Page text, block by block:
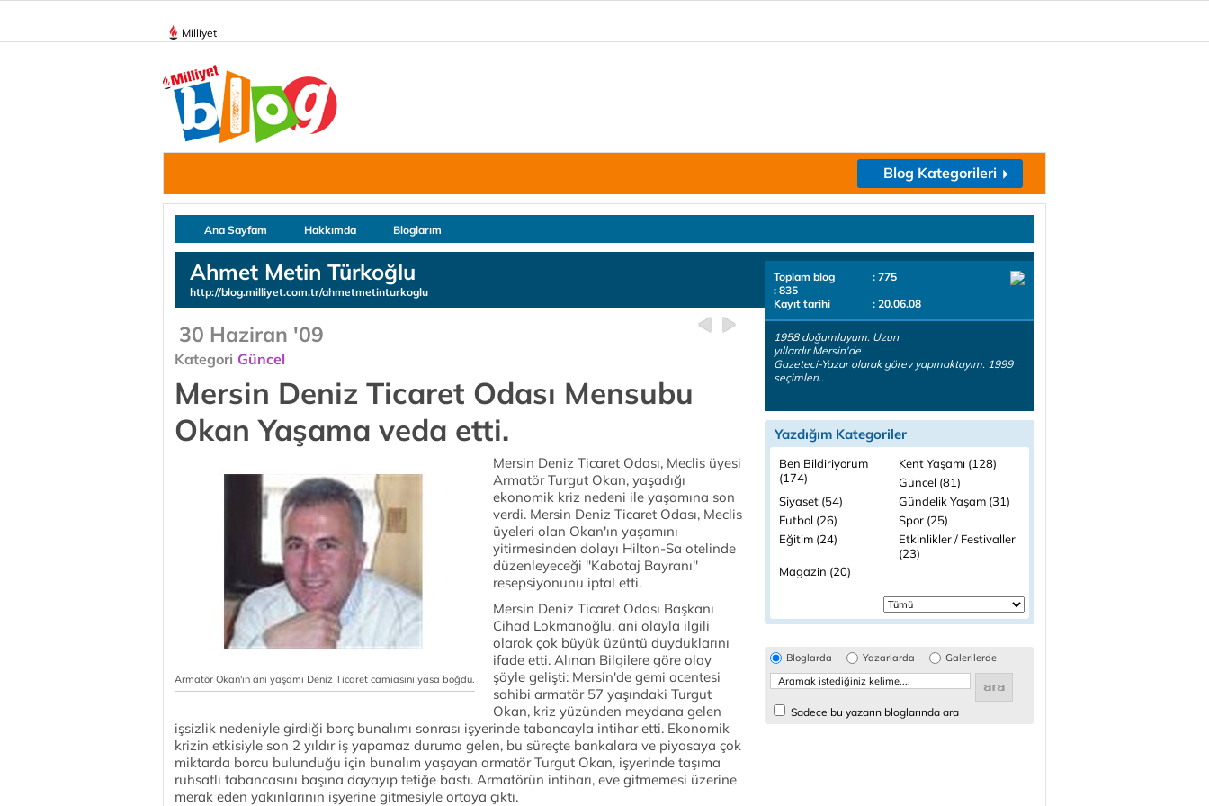
Milliyet
Blog Kategorileri
Ana Sayfam Hakkımda Bloglarım
Ahmet Metin Türkoğlu
http://blog.milliyet.com.tr/ahmetmetinturkoglu
30 Haziran '09
Kategori Güncel
Mersin Deniz Ticaret Odası Mensubu
Okan Yaşama veda etti.
Armatör Okan'ın ani yaşamı Deniz Ticaret camiasını yasa boğdu.
Mersin Deniz Ticaret Odası, Meclis üyesi
Armatör Turgut Okan, yaşadığı
ekonomik kriz nedeni ile yaşamına son
verdi. Mersin Deniz Ticaret Odası, Meclis
üyeleri olan Okan'ın yaşamını
yitirmesinden dolayı Hilton-Sa otelinde
düzenleyeceği ''Kabotaj Bayranı''
resepsiyonunu iptal etti.
Mersin Deniz Ticaret Odası Başkanı
Cihad Lokmanoğlu, ani olayla ilgili
olarak çok büyük üzüntü duyduklarını
ifade etti. Alınan Bilgilere göre olay
şöyle gelişti: Mersin'de gemi acentesi
sahibi armatör 57 yaşındaki Turgut
Okan, kriz yüzünden meydana gelen
işsizlik nedeniyle girdiği borç bunalımı sonrası işyerinde tabancayla intihar etti. Ekonomik
krizin etkisiyle son 2 yıldır iş yapamaz duruma gelen, bu süreçte bankalara ve piyasaya çok
miktarda borcu bulunduğu için bunalım yaşayan armatör Turgut Okan, işyerinde taşıma
ruhsatlı tabancasını başına dayayıp tetiğe bastı. Armatörün intiharı, eve gitmemesi üzerine
merak eden yakınlarının işyerine gitmesiyle ortaya çıktı.
Toplam blog
: 775
: 835
Kayıt tarihi
: 20.06.08
1958 doğumluyum. Uzun
yıllardır Mersin'de
Gazeteci-Yazar olarak görev yapmaktayım. 1999
seçimleri..
Yazdığım Kategoriler
Ben Bildiriyorum
(174)
Kent Yaşamı (128)
Güncel (81)
Siyaset (54)
Gündelik Yaşam (31)
Futbol (26)
Spor (25)
Eğitim (24)
Etkinlikler / Festivaller
(23)
Magazin (20)
Bloglarda Yazarlarda Galerilerde
Sadece bu yazarın bloglarında ara